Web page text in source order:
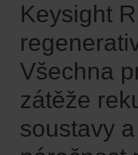
Keysight
Všechna
zátěže
soustavy